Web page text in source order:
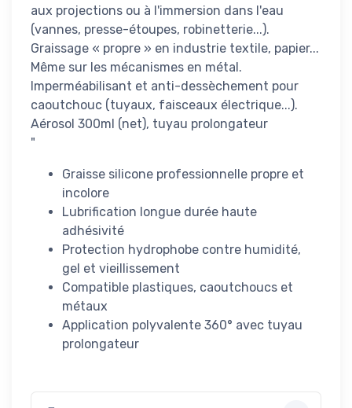
aux projections ou à l'immersion dans l'eau
(vannes, presse-étoupes, robinetterie...).
Graissage « propre » en industrie textile, papier...
Même sur les mécanismes en métal.
Imperméabilisant et anti-dessèchement pour
caoutchouc (tuyaux, faisceaux électrique...).
Aérosol 300ml (net), tuyau prolongateur
"
Graisse silicone professionnelle propre et
incolore
Lubrification longue durée haute
adhésivité
Protection hydrophobe contre humidité,
gel et vieillissement
Compatible plastiques, caoutchoucs et
métaux
Application polyvalente 360° avec tuyau
prolongateur